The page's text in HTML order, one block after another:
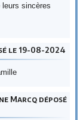
sincères
le 19-08-2024
Marcq déposé